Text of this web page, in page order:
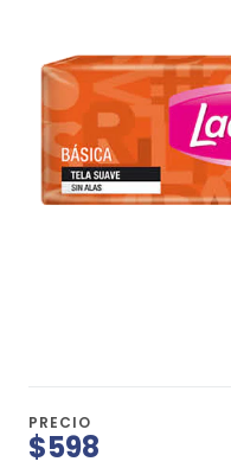
PRECIO
$598